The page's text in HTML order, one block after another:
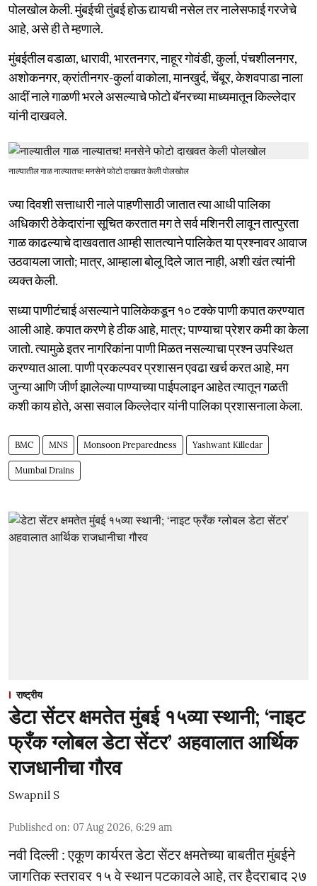
पोलखोल केली. मुंबईची तुंबई होऊ द्यायची नसेल तर नालेसफाई गरजेचे
आहे, असे ही ते म्हणाले.
मुंबईतील वडाळा, धारावी, भारतनगर, नाहूर गोवंडी, कुर्ला, पंचशीलनगर,
अशोकनगर, क्रांतीनगर-कुर्ला वाकोला, मानखुर्द, चेंबूर, केशवपाडा नाला
आदीं नाले गाळणी भरले असल्याचे फोटो बॅनरच्या माध्यमातून किल्लेदार
यांनी दाखवले.
नाल्यातील गाळ नाल्यातच! मनसेने फोटो दाखवत केली पोलखोल
ज्या दिवशी सत्ताधारी नाले पाहणीसाठी जातात त्या आधी पालिका
अधिकारी ठेकेदारांना सूचित करतात मग ते सर्व मशिनरी लावून तात्पुरता
गाळ काढल्याचे दाखवतात आम्ही सातत्याने पालिकेत या प्रश्नावर आवाज
उठवायला जातो; मात्र, आम्हाला बोलू दिले जात नाही, अशी खंत त्यांनी
व्यक्त केली.
सध्या पाणीटंचाई असल्याने पालिकेकडून १० टक्के पाणी कपात करण्यात
आली आहे. कपात करणे हे ठीक आहे, मात्र; पाण्याचा प्रेशर कमी का केला
जातो. त्यामुळे इतर नागरिकांना पाणी मिळत नसल्याचा प्रश्न उपस्थित
करण्यात आला. पाणी प्रकल्पवर प्रशासन एवढा खर्च करत आहे, मग
जुन्या आणि जीर्ण झालेल्या पाण्याच्या पाईपलाइन आहेत त्यातून गळती
कशी काय होते, असा सवाल किल्लेदार यांनी पालिका प्रशासनाला केला.
BMC MNS Monsoon Preparedness Yashwant Killedar
Mumbai Drains
राष्ट्रीय
डेटा सेंटर क्षमतेत मुंबई १५व्या स्थानी; ‘नाइट
फ्रँक ग्लोबल डेटा सेंटर’ अहवालात आर्थिक
राजधानीचा गौरव
Swapnil S
Published on: 07 Aug 2026, 6:29 am
नवी दिल्ली : एकूण कार्यरत डेटा सेंटर क्षमतेच्या बाबतीत मुंबईने
जागतिक स्तरावर १५ वे स्थान पटकावले आहे, तर हैदराबाद २७